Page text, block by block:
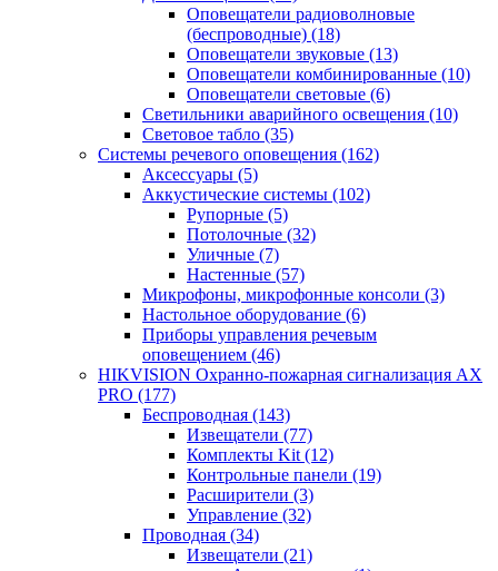
Оповещатели радиоволновые
(беспроводные) (18)
Оповещатели звуковые (13)
Оповещатели комбинированные (10)
Оповещатели световые (6)
Светильники аварийного освещения (10)
Световое табло (35)
Системы речевого оповещения (162)
Аксессуары (5)
Аккустические системы (102)
Рупорные (5)
Потолочные (32)
Уличные (7)
Настенные (57)
Микрофоны, микрофонные консоли (3)
Настольное оборудование (6)
Приборы управления речевым
оповещением (46)
HIKVISION Охранно-пожарная сигнализация AX
PRO (177)
Беспроводная (143)
Извещатели (77)
Комплекты Kit (12)
Контрольные панели (19)
Расширители (3)
Управление (32)
Проводная (34)
Извещатели (21)